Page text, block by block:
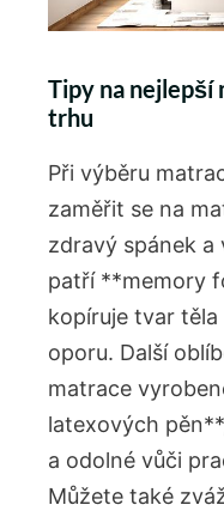
Tipy na nejlepší
trhu
Při výběru
zaměřit se na
zdravý spánek a
patří **memory
kopíruje tvar
oporu. Další
matrace
latexových
a odolné vůči
Můžete také